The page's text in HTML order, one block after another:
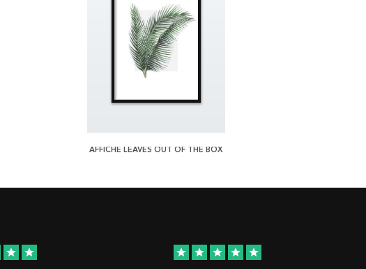
AFFICHE LEAVES OUT OF THE BOX
star star star star star star star